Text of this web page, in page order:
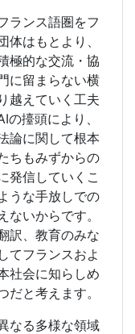
ランス語圏をフ
体はもとより、
極的な交流・協
に留まらない横
越えていく工夫
擡頭により、
論に関して根本
ちもみずからの
発信していくこ
うな手放しでの
いからです。
訳、教育のみな
てフランスおよ
社会に知らしめ
と考えます。
なる多様な領域